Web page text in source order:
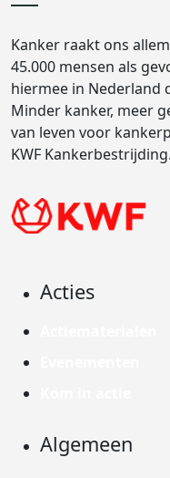
Kanker raakt ons
45.000 mensen als
hiermee in Nederland
Minder kanker, meer
van leven voor
KWF Kankerbestrijding.
Acties
Algemeen